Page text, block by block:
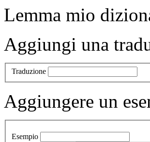
Lemma mio
Aggiungi una
Traduzione
Aggiungere un
Esempio